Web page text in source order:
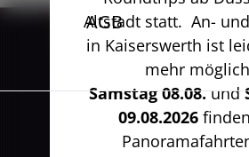
AGB
Altstadt statt. An-
in Kaiserswerth ist
mehr
Samstag 08.08.und
09.08.2026